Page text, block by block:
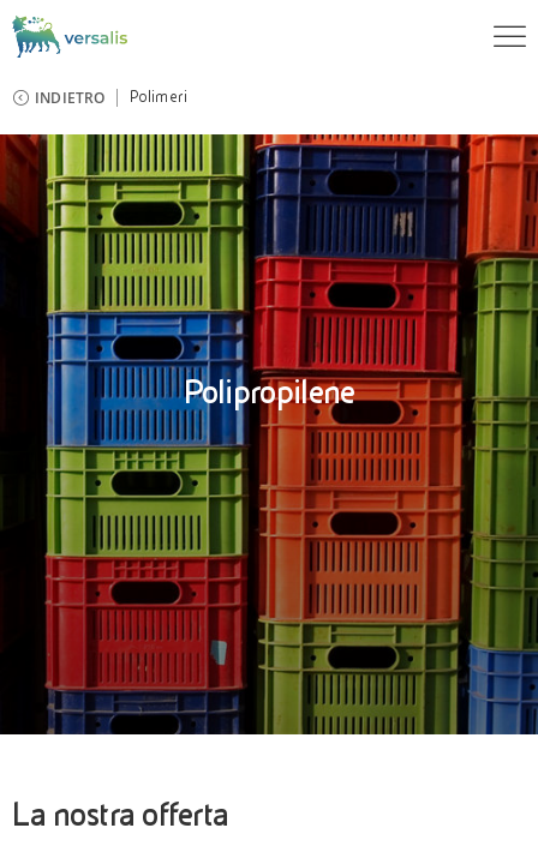
INDIETRO Polimeri
Polipropilene
La nostra offerta